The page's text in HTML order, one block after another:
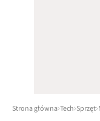
Strona główna Tech Sprzęt